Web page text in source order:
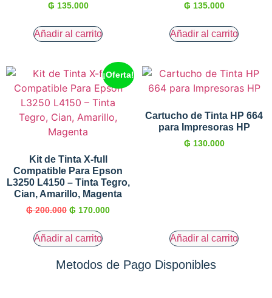
₲ 135.000
Añadir al carrito
₲ 135.000
Añadir al carrito
¡Oferta!
Kit de Tinta X-full
Compatible Para Epson
L3250 L4150 – Tinta Tegro,
Cian, Amarillo, Magenta
₲200.000 ₲ 170.000
Añadir al carrito
Cartucho de Tinta HP 664
para Impresoras HP
₲ 130.000
Añadir al carrito
Metodos de Pago Disponibles